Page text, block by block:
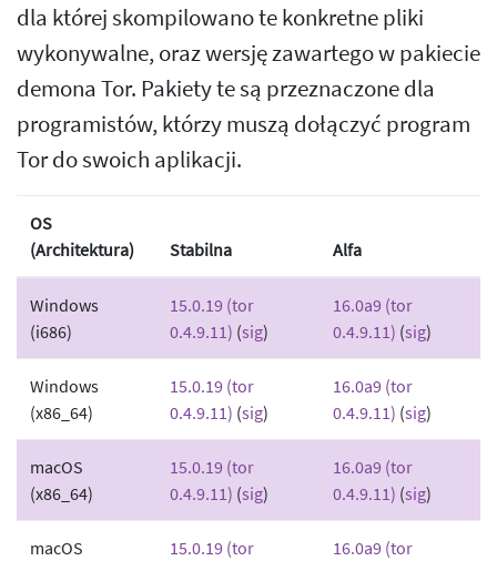
dla której skompilowano te konkretne pliki
wykonywalne, oraz wersję zawartego w pakiecie
demona Tor. Pakiety te są przeznaczone dla
programistów, którzy muszą dołączyć program
Tor do swoich aplikacji.
OS
(Architektura)
Stabilna Alfa
Windows
(i686)
15.0.19 (tor
0.4.9.11) (sig)
16.0a9 (tor
0.4.9.11) (sig)
Windows
(x86_64)
15.0.19 (tor
0.4.9.11) (sig)
16.0a9 (tor
0.4.9.11) (sig)
macOS
(x86_64)
15.0.19 (tor
0.4.9.11) (sig)
16.0a9 (tor
0.4.9.11) (sig)
macOS
15.0.19 (tor
16.0a9 (tor